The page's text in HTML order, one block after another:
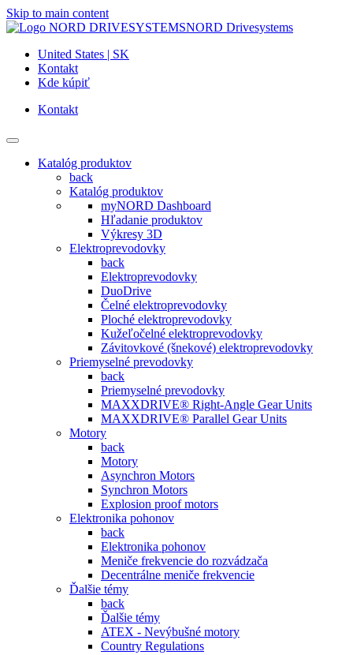
Skip to main content
NORD Drivesystems
United States | SK
Kontakt
Kde kúpiť
Kontakt
Katalóg produktov
back
Katalóg produktov
myNORD Dashboard
Hľadanie produktov
Výkresy 3D
Elektroprevodovky
back
Elektroprevodovky
DuoDrive
Čelné elektroprevodovky
Ploché elektroprevodovky
Kužeľočelné elektroprevodovky
Závitovkové (šnekové) elektroprevodovky
Priemyselné prevodovky
back
Priemyselné prevodovky
MAXXDRIVE® Right-Angle Gear Units
MAXXDRIVE® Parallel Gear Units
Motory
back
Motory
Asynchron Motors
Synchron Motors
Explosion proof motors
Elektronika pohonov
back
Elektronika pohonov
Meniče frekvencie do rozvádzača
Decentrálne meniče frekvencie
Ďalšie témy
back
Ďalšie témy
ATEX - Nevýbušné motory
Country Regulations